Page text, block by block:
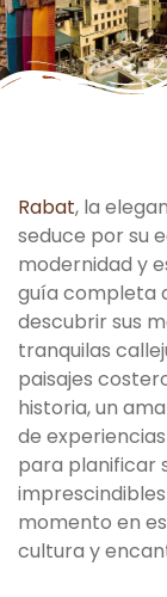
Rabat, la
seduce por su
modernidad y
guía completa
descubrir sus
tranquilas
paisajes
historia, un
de
para planificar
momento en
cultura y